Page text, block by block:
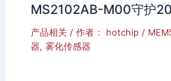
MS2102AB-M00守护
产品相关 / 作者： hotchip/
器,雾化传感器